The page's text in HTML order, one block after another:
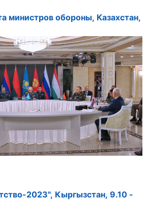
министров обороны, Казахстан,
2023", Кыргызстан, 9.10 -